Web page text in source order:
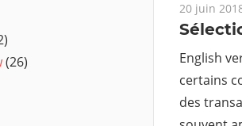
20 juin
English
certains
des
(26)